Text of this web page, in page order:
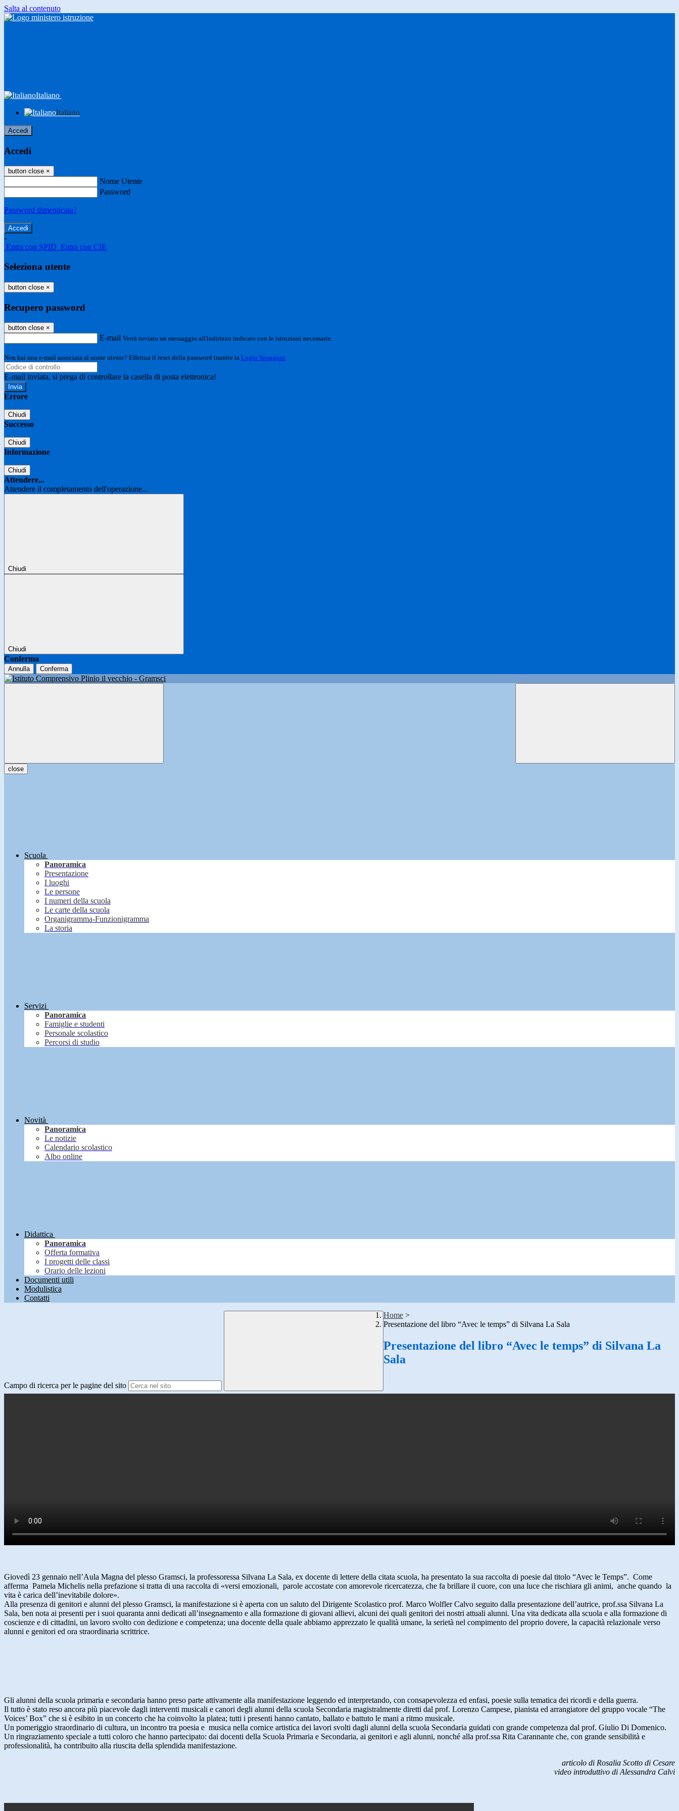
Salta al contenuto
Italiano
Italiano
Accedi
Accedi
button close ×
Nome Utente
Password
Password dimenticata?
-
Entra con SPID Entra con CIE
Seleziona utente
button close ×
Recupero password
button close ×
E-mail Verrà inviato un messaggio all'indirizzo indicato con le istruzioni necessarie.
Non hai una e-mail associata al nome utente? Effettua il reset della password tramite la Login Spaggiari
E-mail inviata, si prega di controllare la casella di posta elettronica!
Errore
Chiudi
Successo
Chiudi
Informazione
Chiudi
Attendere...
Attendere il completamento dell'operazione...
Chiudi
Chiudi
Conferma
Annulla Conferma
close
Scuola
Panoramica
Presentazione
I luoghi
Le persone
I numeri della scuola
Le carte della scuola
Organigramma-Funzionigramma
La storia
Servizi
Panoramica
Famiglie e studenti
Personale scolastico
Percorsi di studio
Novità
Panoramica
Le notizie
Calendario scolastico
Albo online
Didattica
Panoramica
Offerta formativa
I progetti delle classi
Orario delle lezioni
Documenti utili
Modulistica
Contatti
Campo di ricerca per le pagine del sito
Home >
Presentazione del libro “Avec le temps” di Silvana La Sala
Presentazione del libro “Avec le temps” di Silvana La
Sala
Giovedì 23 gennaio nell’Aula Magna del plesso Gramsci, la professoressa Silvana La Sala, ex docente di lettere della citata scuola, ha presentato la sua raccolta di poesie dal titolo “Avec le Temps”. Come
afferma Pamela Michelis nella prefazione si tratta di una raccolta di «versi emozionali, parole accostate con amorevole ricercatezza, che fa brillare il cuore, con una luce che rischiara gli animi, anche quando la
vita è carica dell’inevitabile dolore».
Alla presenza di genitori e alunni del plesso Gramsci, la manifestazione si è aperta con un saluto del Dirigente Scolastico prof. Marco Wolfler Calvo seguito dalla presentazione dell’autrice, prof.ssa Silvana La
Sala, ben nota ai presenti per i suoi quaranta anni dedicati all’insegnamento e alla formazione di giovani allievi, alcuni dei quali genitori dei nostri attuali alunni. Una vita dedicata alla scuola e alla formazione di
coscienze e di cittadini, un lavoro svolto con dedizione e competenza; una docente della quale abbiamo apprezzato le qualità umane, la serietà nel compimento del proprio dovere, la capacità relazionale verso
alunni e genitori ed ora straordinaria scrittrice.
Gli alunni della scuola primaria e secondaria hanno preso parte attivamente alla manifestazione leggendo ed interpretando, con consapevolezza ed enfasi, poesie sulla tematica dei ricordi e della guerra.
Il tutto è stato reso ancora più piacevole dagli interventi musicali e canori degli alunni della scuola Secondaria magistralmente diretti dal prof. Lorenzo Campese, pianista ed arrangiatore del gruppo vocale “The
Voices’ Box” che si è esibito in un concerto che ha coinvolto la platea; tutti i presenti hanno cantato, ballato e battuto le mani a ritmo musicale.
Un pomeriggio straordinario di cultura, un incontro tra poesia e musica nella cornice artistica dei lavori svolti dagli alunni della scuola Secondaria guidati con grande competenza dal prof. Giulio Di Domenico.
Un ringraziamento speciale a tutti coloro che hanno partecipato: dai docenti della Scuola Primaria e Secondaria, ai genitori e agli alunni, nonché alla prof.ssa Rita Carannante che, con grande sensibilità e
professionalità, ha contribuito alla riuscita della splendida manifestazione.
articolo di Rosalia Scotto di Cesare
video introduttivo di Alessandra Calvi